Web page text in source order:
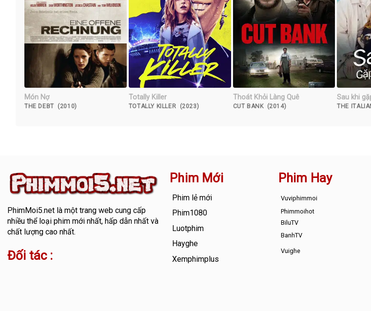
Món Nợ
THE DEBT (2010)
Totally Killer
TOTALLY KILLER (2023)
Thoát Khỏi Làng Quê
CUT BANK (2014)
Sau khi
THE
PhimMoi5.netlà một trang web cung cấp
nhiều thể loại phim mới nhất, hấp dẫn nhất và
chất lượng cao nhất.
Đối tác :
Phim Mới
Phim lẻ mới
Phim1080
Luotphim
Hayghe
Xemphimplus
Phim Hay
Vuviphimmoi
Phimmoihot
BiluTV
BanhTV
Vuighe